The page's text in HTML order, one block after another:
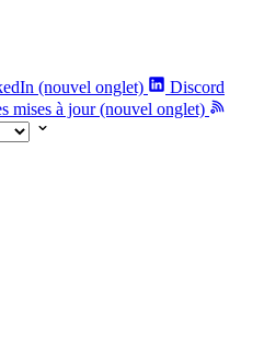
(nouvel onglet)
Discord
mises à jour (nouvel onglet)